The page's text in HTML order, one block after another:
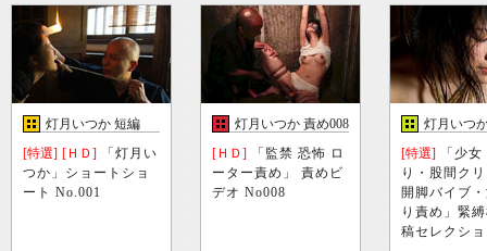
灯月いつか 短編
[特選] [ＨＤ] 「灯月い
つか」ショートショ
ート No.001
灯月いつか 責め008
[ＨＤ] 「監禁 恐怖 ロ
ーター責め」 責めビ
デオ No008
灯月いつ
[特選] 「少
り・股間ク
開脚バイブ
り責め」緊
稿セレクシ